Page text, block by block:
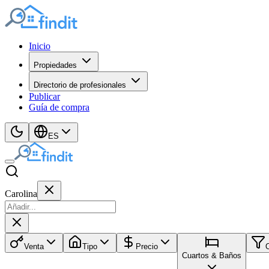
Inicio
Propiedades
Directorio de profesionales
Publicar
Guía de compra
ES
Carolina
Venta Tipo
Precio
Cuartos & Baños